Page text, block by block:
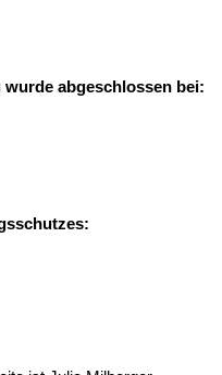
abgeschlossen bei: